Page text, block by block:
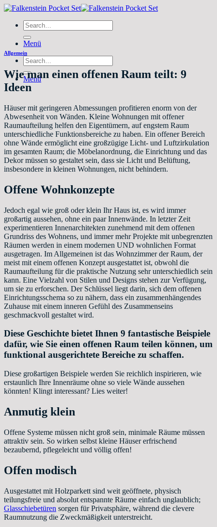
Zum
springenSearch
for:
Menü
Search
for:
Menü
Allgemein
Wie man einen offenen Raum teilt: 9
Ideen
Häuser mit geringeren Abmessungen profitieren enorm von der
Abwesenheit von Wänden. Kleine Wohnungen mit offener
Raumaufteilung helfen den Eigentümern, auf engstem Raum
unterschiedliche Funktionsbereiche zu haben. Ein offener Bereich
ohne Wände ermöglicht eine großzügige Licht- und Luftzirkulation
im gesamten Raum; die Möbelanordnung, die Einrichtung und das
Dekor müssen so gestaltet sein, dass sie Licht und Belüftung,
insbesondere in kleinen Wohnungen, nicht behindern.
Offene Wohnkonzepte
Jedoch egal wie groß oder klein Ihr Haus ist, es wird immer
großartig aussehen, ohne ein paar Innenwände. In letzter Zeit
experimentieren Innenarchitekten zunehmend mit dem offenen
Grundriss des Wohnens, und immer mehr Projekte mit unbegrenzten
Räumen werden in einem modernen UND wohnlichen Format
ausgetragen. Im Allgemeinen ist das Wohnzimmer der Raum, der
meist mit einem offenen Konzept ausgestattet ist, obwohl die
Raumaufteilung für die praktische Nutzung sehr unterschiedlich sein
kann. Eine Vielzahl von Stilen und Designs stehen zur Verfügung,
um sie zu erforschen. Der Schlüssel liegt darin, sich dem offenen
Einrichtungsschema so zu nähern, dass ein zusammenhängendes
Zuhause mit einem inneren Gefühl des Zusammenseins
geschmackvoll gestaltet wird.
Diese Geschichte bietet Ihnen 9 fantastische Beispiele
dafür, wie Sie einen offenen Raum teilen können, um
funktional ausgerichtete Bereiche zu schaffen.
Diese großartigen Beispiele werden Sie reichlich inspirieren, wie
erstaunlich Ihre Innenräume ohne so viele Wände aussehen
könnten! Klingt interessant? Lies weiter!
Anmutig klein
Offene Systeme müssen nicht groß sein, minimale Räume müssen
attraktiv sein. So wirken selbst kleine Häuser erfrischend
bezaubernd, pflegeleicht und völlig offen!
Offen modisch
Ausgestattet mit Holzparkett sind weit geöffnete, physisch
teilungsfreie und absolut entspannte Räume einfach unglaublich;
Glasschiebetüren sorgen für Privatsphäre, während die clevere
Raumnutzung die Zweckmäßigkeit unterstreicht.